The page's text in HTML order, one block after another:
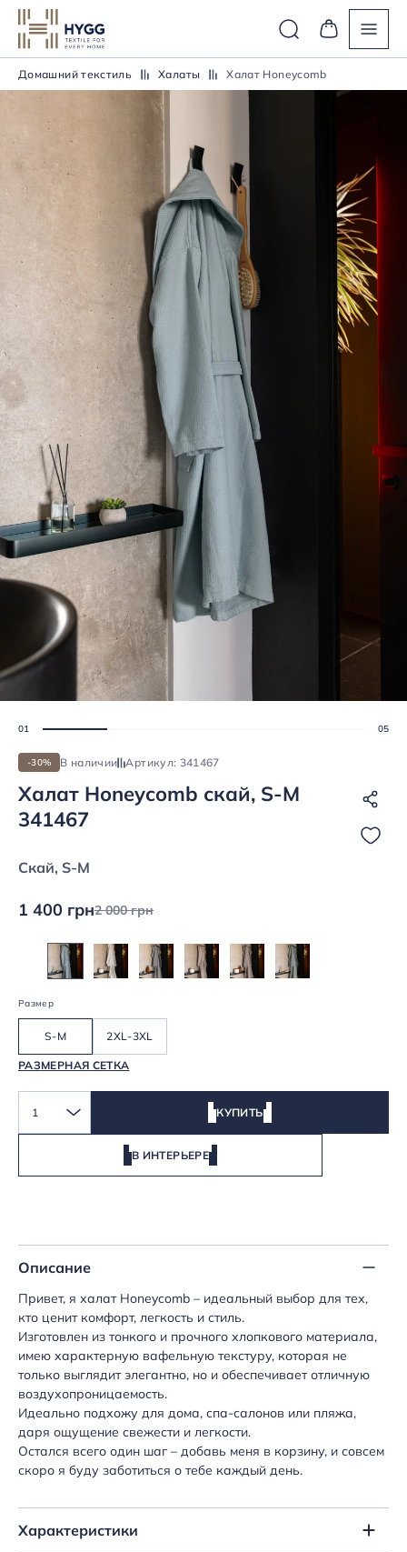
Домашний текстиль Халаты Халат Honeycomb
-30% В наличии Артикул: 341467
Халат Honeycomb скай, S-M
341467
Скай, S-M
1 400 грн2 000 грн
Размер
S-M 2XL-3XL
РАЗМЕРНАЯ СЕТКА
1 КУПИТЬ
В ИНТЕРЬЕРЕ
Описание
Привет, я халат Honeycomb – идеальный выбор для тех,
кто ценит комфорт, легкость и стиль.
Изготовлен из тонкого и прочного хлопкового материала,
имею характерную вафельную текстуру, которая не
только выглядит элегантно, но и обеспечивает отличную
воздухопроницаемость.
Идеально подхожу для дома, спа-салонов или пляжа,
даря ощущение свежести и легкости.
Остался всего один шаг – добавь меня в корзину, и совсем
скоро я буду заботиться о тебе каждый день.
Характеристики